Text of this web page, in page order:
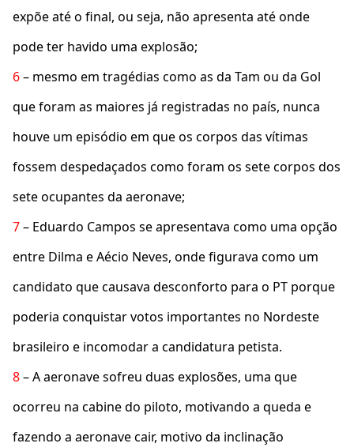
expõe até o final, ou seja, não apresenta até onde
pode ter havido uma explosão;
6– mesmo em tragédias como as da Tam ou da Gol
que foram as maiores já registradas no país, nunca
houve um episódio em que os corpos das vítimas
fossem despedaçados como foram os sete corpos dos
sete ocupantes da aeronave;
7– Eduardo Campos se apresentava como uma opção
entre Dilma e Aécio Neves, onde figurava como um
candidato que causava desconforto para o PT porque
poderia conquistar votos importantes no Nordeste
brasileiro e incomodar a candidatura petista.
8– A aeronave sofreu duas explosões, uma que
ocorreu na cabine do piloto, motivando a queda e
fazendo a aeronave cair, motivo da inclinação